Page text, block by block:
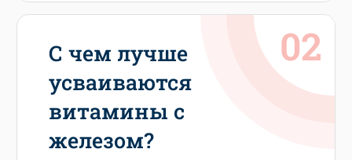
С чем лучше
усваиваются
витамины с
железом?